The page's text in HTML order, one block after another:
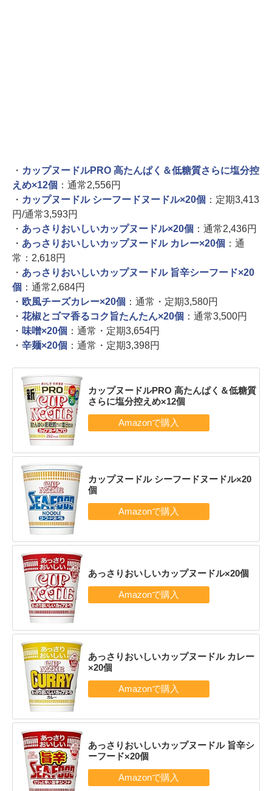
・ カップヌードルPRO 高たんぱく＆低糖質さらに塩分控
えめ×12個 ：通常2,556円
・ カップヌードル シーフードヌードル×20個 ：定期3,413
円/通常3,593円
・ あっさりおいしいカップヌードル×20個 ：通常2,436円
・ あっさりおいしいカップヌードル カレー×20個 ：通
常：2,618円
・ あっさりおいしいカップヌードル 旨辛シーフード×20
個 ：通常2,684円
・ 欧風チーズカレー×20個 ：通常・定期3,580円
・ 花椒とゴマ香るコク旨たんたん×20個 ：通常3,500円
・ 味噌×20個 ：通常・定期3,654円
・ 辛麺×20個 ：通常・定期3,398円
カップヌードルPRO 高たんぱく＆低糖質
さらに塩分控えめ×12個
カップヌードル シーフードヌードル×20
個
あっさりおいしいカップヌードル×20個
あっさりおいしいカップヌードル カレー
×20個
あっさりおいしいカップヌードル 旨辛シ
ーフード×20個